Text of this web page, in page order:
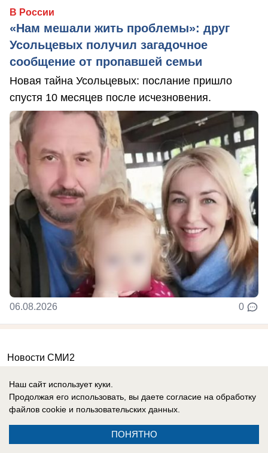
В России
«Нам мешали жить проблемы»: друг
Усольцевых получил загадочное
сообщение от пропавшей семьи
Новая тайна Усольцевых: послание пришло
спустя 10 месяцев после исчезновения.
06.08.2026 0
Новости СМИ2
Контакты
Наш сайт использует куки.
Продолжая его использовать, вы даете согласие на обработку
файлов cookie и пользовательских данных.
ПОНЯТНО